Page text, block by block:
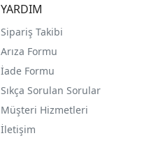
YARDIM
Sipariş Takibi
Arıza Formu
İade Formu
Sıkça Sorulan Sorular
Müşteri Hizmetleri
İletişim